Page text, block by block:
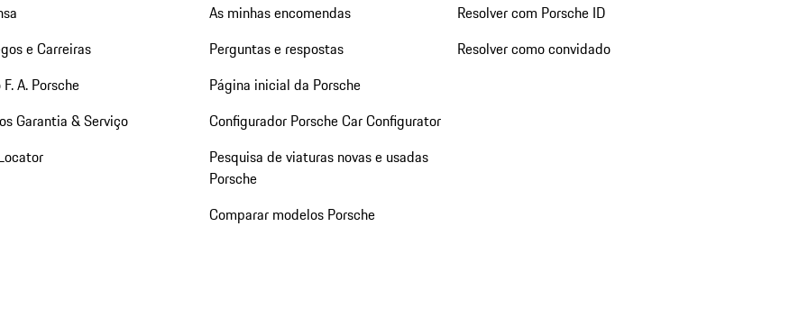
e Carreiras
A. Porsche
Garantia & Serviço
As minhas encomendas
Perguntas e respostas
Página inicial da Porsche
Configurador Porsche Car Configurator
Pesquisa de viaturas novas e usadas
Porsche
Comparar modelos Porsche
Resolver com Porsche ID
Resolver como convidado